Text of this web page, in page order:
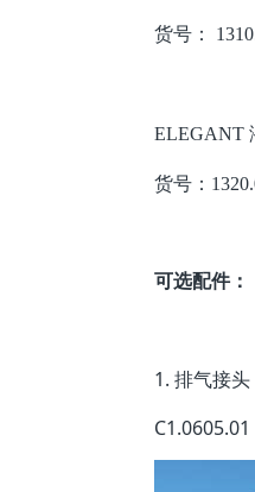
货号：
ELEGANT
货号：
可选配件：
1. 排气接头
C1.0605.01